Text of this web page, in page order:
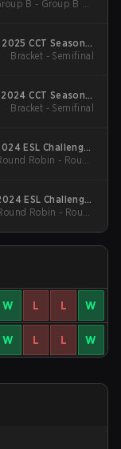
Buenos Aires
B - Group B LB
2025 CCT Season 2
South American
Bracket - Semifinal
2024 CCT Season 2
South American
Bracket - Semifinal
ESL Challenger
League Season 48:
Robin - Round
ESL Challenger
League Season 48:
Robin - Round
W L L W
W L L W